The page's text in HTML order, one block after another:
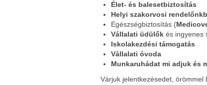
Élet- és balesetbiztosítás
Helyi szakorvosi
Egészségbiztosítás (
Vállalati üdülők és ingyenes
Iskolakezdési támogatás
Vállalati óvoda
Munkaruhádat mi adjuk és
Várjuk jelentkezésedet, örömmel